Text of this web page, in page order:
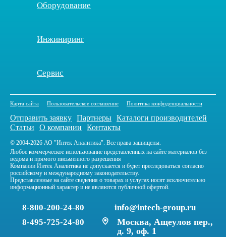
Оборудование
Инжиниринг
Сервис
Карта сайта Пользовательское соглашение Политика конфиденциальности
Отправить заявку Партнеры Каталоги производителей
Статьи
О компании Контакты
© 2004-2026 АО "Интек Аналитика". Все права защищены.
Любое коммерческое использование представленных на сайте материалов без
ведома и прямого письменного разрешения
Компании Интек Аналитика не допускается и будет преследоваться согласно
российскому и международному законодательству.
Представленные на сайте сведения о товарах и услугах носят исключительно
информационный характер и не являются публичной офертой.
8-800-200-24-80
8-495-725-24-80
info@intech-group.ru
Москва, Ащеулов пер.,
д. 9, оф. 1